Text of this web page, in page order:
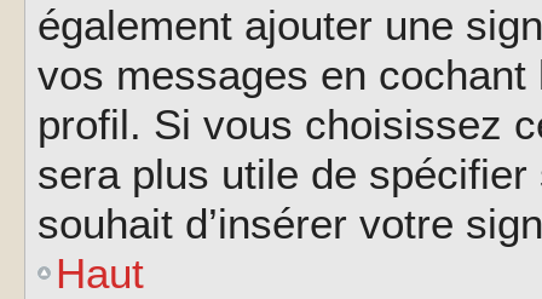
également ajouter une
vos messages en
profil. Si vous choisissez
sera plus utile de
souhait d’insérer votre
Haut